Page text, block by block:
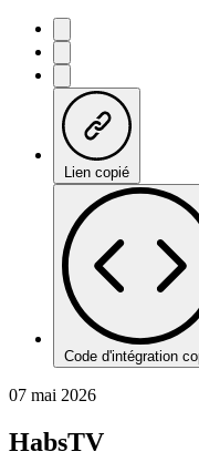
Lien copié
Code d'intégration
07 mai 2026
HabsTV